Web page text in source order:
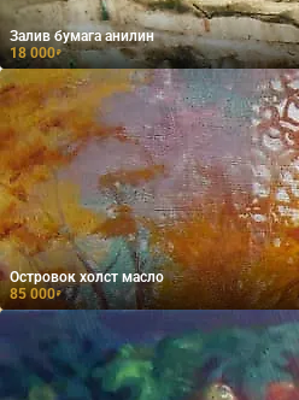
Залив бумага анилин
18 000₽
Островок холст масло
85 000₽